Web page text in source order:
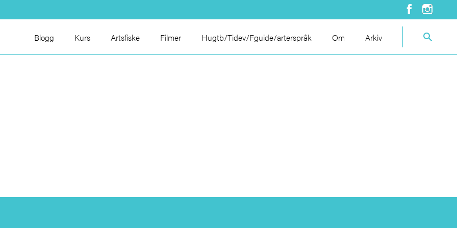
Blogg Kurs Artsfiske Filmer Hugtb/Tidev/Fguide/arterspråk Om Arkiv